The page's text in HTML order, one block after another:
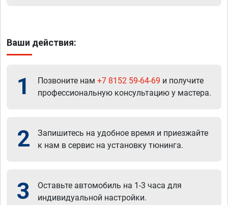
Ваши действия:
1 Позвоните нам +7 8152 59-64-69 и получите
профессиональную консультацию у мастера.
2
Запишитесь на удобное время и приезжайте
к нам в сервис на установку тюнинга.
3
Оставьте автомобиль на 1-3 часа для
индивидуальной настройки.